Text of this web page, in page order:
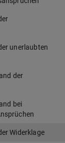
unerlaubten
der
bei
Widerklage